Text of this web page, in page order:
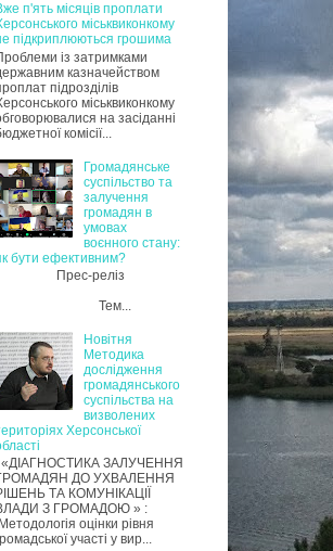
п'ять місяців проплати
міськвиконкому
підкриплюються грошима
із затримками
казначейством
підрозділів
міськвиконкому
на засіданні
комісії...
Громадянське
суспільство та
залучення
громадян в
умовах
воєнного стану:
бути ефективним?
Прес-реліз
Тем...
Новітня
Методика
дослідження
громадянського
суспільства на
визволених
Херсонської
«ДІАГНОСТИКА ЗАЛУЧЕННЯ
ДО УХВАЛЕННЯ
ТА КОМУНІКАЦІЇ
З ГРОМАДОЮ » :
Методологія оцінки рівня
участі у вир...